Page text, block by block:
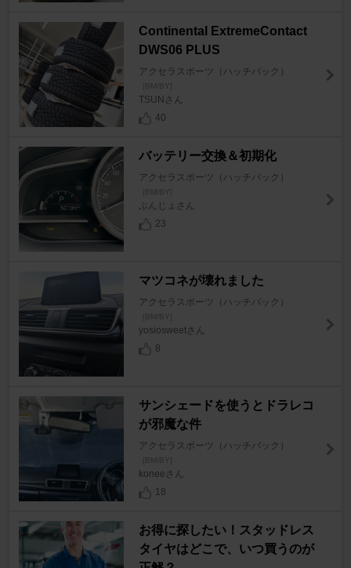
Continental ExtremeContact
DWS06 PLUS
アクセラスポーツ（ハッチバック）
[BM/BY]
TSUNさん
40
バッテリー交換＆初期化
アクセラスポーツ（ハッチバック）
[BM/BY]
ぶんじょさん
23
マツコネが壊れました
アクセラスポーツ（ハッチバック）
[BM/BY]
yosiosweetさん
8
サンシェードを使うとドラレコ
が邪魔な件
アクセラスポーツ（ハッチバック）
[BM/BY]
koneeさん
18
お得に探したい！スタッドレス
タイヤはどこで、いつ買うのが